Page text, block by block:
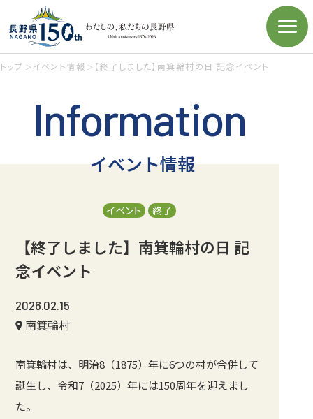
トップ イベント情報 【終了しました】南箕輪村の日 記念イベント
Information
イベント情報
イベント 終了
【終了しました】南箕輪村の日 記
念イベント
2026.02.15
南箕輪村
南箕輪村は、明治8（1875）年に6つの村が合併して
誕生し、令和7（2025）年には150周年を迎えまし
た。